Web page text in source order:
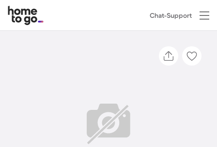
Chat-Support